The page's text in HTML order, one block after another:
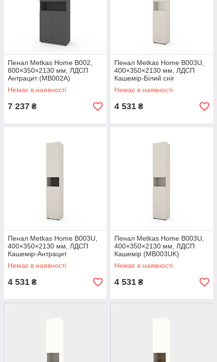
Пенал Metkas Home B002,
800×350×2130 мм, ЛДСП
Антрацит (MB002A)
Немає в наявності
7 237 ₴
Пенал Metkas Home B003U,
400×350×2130 мм, ЛДСП
Кашемір-Білий сніг
(MB003UKW)
Немає в наявності
4 531 ₴
Пенал Metkas Home B003U,
400×350×2130 мм, ЛДСП
Кашемір-Антрацит
(MB003UKA)
Немає в наявності
4 531 ₴
Пенал Metkas Home B003U,
400×350×2130 мм, ЛДСП
Кашемір (MB003UK)
Немає в наявності
4 531 ₴